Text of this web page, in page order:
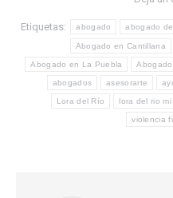
Etiquetas: abogado abogado
Abogado en Cantillana
Abogado en La Puebla
abogados asesorarte
Lora del Río lora del rio
violencia